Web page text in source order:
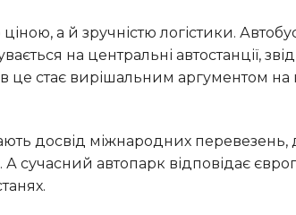
на центральні автостанції,
це стає вирішальним аргументом на
А сучасний автопарк відповідає